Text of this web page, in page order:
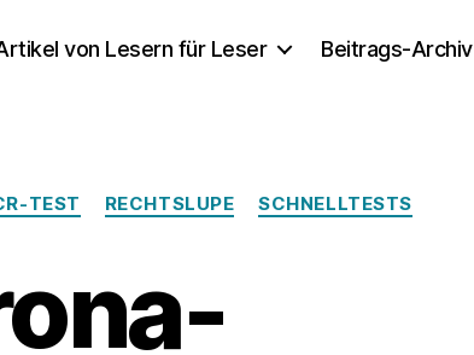
von Lesern für Leser Beitrags-Archiv
TEST RECHTSLUPE SCHNELLTESTS